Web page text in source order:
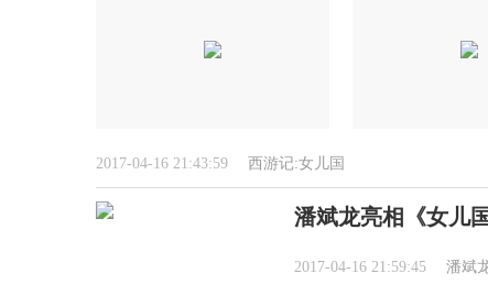
2017-04-16 21:43:59 西游记:女儿国
潘斌龙亮相《女儿
2017-04-16 21:59:45 潘斌